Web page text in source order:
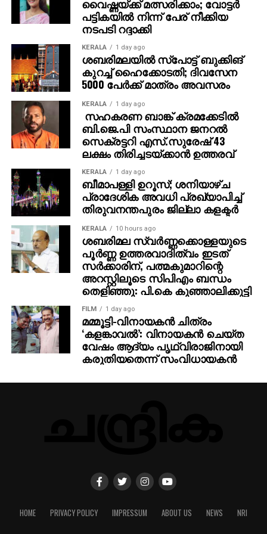
വൈഷ്ണയ്ക്ക് മത്സരിക്കാം; വോട്ടര്‍
പട്ടികയില്‍ നിന്ന് പേര് നീക്കിയ
നടപടി റദ്ദാക്കി
KERALA 1 day ago
ശബരിമലയില്‍ സ്‌പോട്ട് ബുക്കിങ്
കുറച്ച് ഹൈക്കോടതി; ദിവസേന
5000 പേര്‍ക്ക് മാത്രം അവസരം
KERALA 1 day ago
സഹകരണ ബാങ്ക് ക്രമക്കേടില്‍
ബി.ജെ.പി സംസ്ഥാന ജനറല്‍
സെക്രട്ടറി എസ്.സുരേഷ് 43
ലക്ഷം തിരിച്ചടയ്ക്കാന്‍ ഉത്തരവ്
KERALA 1 day ago
ബീമാപള്ളി ഉറൂസ്; ശനിയാഴ്ച
പ്രാദേശിക അവധി പ്രഖ്യാപിച്ച്
തിരുവനന്തപുരം ജില്ലാ കളക്ടര്‍
KERALA 10 hours ago
ശബരിമല സ്വര്‍ണ്ണക്കൊള്ളയുടെ
പൂര്‍ണ്ണ ഉത്തരവാദിത്വം ഇടത്
സര്‍ക്കാരിന്, പത്മകുമാറിന്റെ
അറസ്റ്റിലൂടെ സിപിഎം ബന്ധം
തെളിഞ്ഞു: പി.കെ കുഞ്ഞാലിക്കുട്ടി
FILM 1 day ago
മമ്മൂട്ടി-വിനായകന്‍ ചിത്രം
‘കളങ്കാവല്‍’: വിനായകന്‍ ചെയ്ത
വേഷം ആദ്യം പൃഥ്വിരാജിനായി
കരുതിയതെന്ന് സംവിധായകന്‍
HOME PRIVACY POLICY IMPRESSUM ABOUT US NEWS NRI